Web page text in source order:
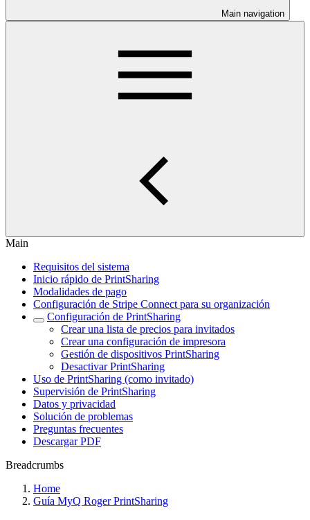
Main navigation
Main
Requisitos del sistema
Inicio rápido de PrintSharing
Modalidades de pago
Configuración de Stripe Connect para su organización
Configuración de PrintSharing
Crear una lista de precios para invitados
Crear una configuración de impresora
Gestión de dispositivos PrintSharing
Desactivar PrintSharing
Uso de PrintSharing (como invitado)
Supervisión de PrintSharing
Datos y privacidad
Solución de problemas
Preguntas frecuentes
Descargar PDF
Breadcrumbs
Home
Guía MyQ Roger PrintSharing